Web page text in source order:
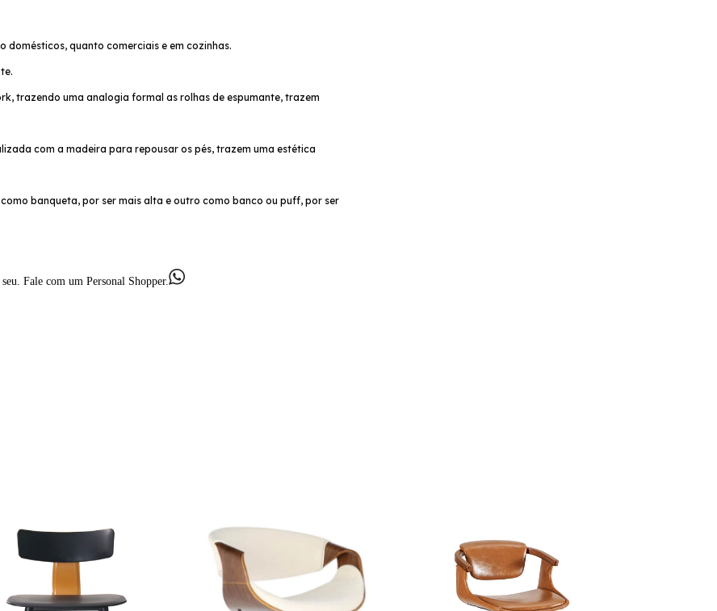
domésticos, quanto comerciais e em cozinhas.
trazendo uma analogia formal as rolhas de espumante, trazem
com a madeira para repousar os pés, trazem uma estética
banqueta, por ser mais alta e outro como banco ou puff, por ser
Fale com um Personal Shopper.